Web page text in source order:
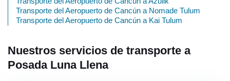
Transporte del Aeropuerto de Cancún a Nomade Tulum
Transporte del Aeropuerto de Cancún a Kai Tulum
Nuestros servicios de transporte a
Posada Luna Llena